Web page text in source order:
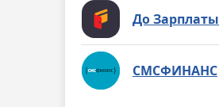
До Зарплаты
СМСФИНАНС